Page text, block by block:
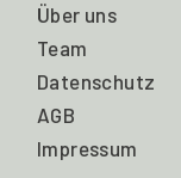
Über uns
Team
Datenschutz
AGB
Impressum